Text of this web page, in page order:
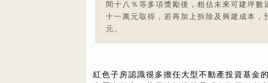
間十八％等多項獎勵後，粗估未來可建坪
十一萬元取得，若再加上拆除及興建成本，
元。
紅色子房認識很多擔任大型不動產投資基金